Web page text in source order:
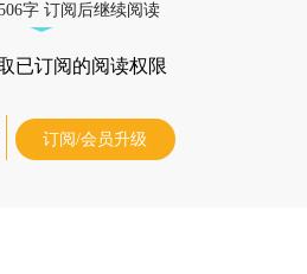
字 订阅后继续阅读
已订阅的阅读权限
订阅/会员升级